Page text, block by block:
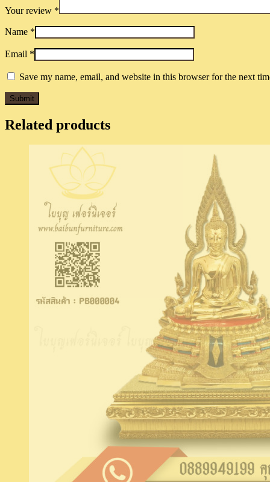
Your review *
Name *
Email *
Save my name, email, and website in this browser for the next
Related products